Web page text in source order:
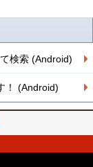
検索 (Android)
！ (Android)